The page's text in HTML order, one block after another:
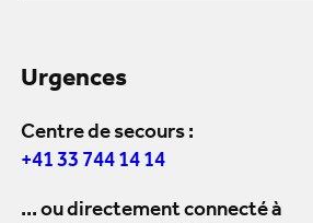
Urgences
Centre de secours :
+41 33 744 14 14
... ou directement connecté à